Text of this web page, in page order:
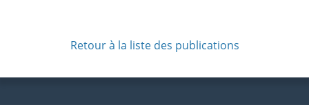
Retour à la liste des publications